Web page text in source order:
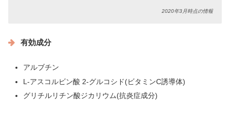
2020年3月時点の情報
有効成分
アルブチン
L-アスコルビン酸 2-グルコシド(ビタミンC誘導体)
グリチルリチン酸ジカリウム(抗炎症成分)